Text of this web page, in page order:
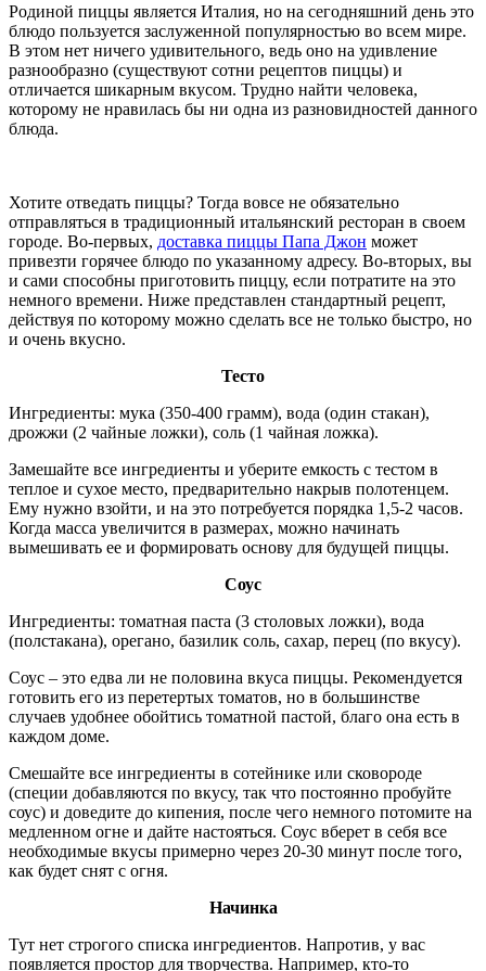
Родиной пиццы является Италия, но на сегодняшний день это
блюдо пользуется заслуженной популярностью во всем мире.
В этом нет ничего удивительного, ведь оно на удивление
разнообразно (существуют сотни рецептов пиццы) и
отличается шикарным вкусом. Трудно найти человека,
которому не нравилась бы ни одна из разновидностей данного
блюда.
Хотите отведать пиццы? Тогда вовсе не обязательно
отправляться в традиционный итальянский ресторан в своем
городе. Во-первых, доставка пиццы Папа Джон может
привезти горячее блюдо по указанному адресу. Во-вторых, вы
и сами способны приготовить пиццу, если потратите на это
немного времени. Ниже представлен стандартный рецепт,
действуя по которому можно сделать все не только быстро, но
и очень вкусно.
Тесто
Ингредиенты: мука (350-400 грамм), вода (один стакан),
дрожжи (2 чайные ложки), соль (1 чайная ложка).
Замешайте все ингредиенты и уберите емкость с тестом в
теплое и сухое место, предварительно накрыв полотенцем.
Ему нужно взойти, и на это потребуется порядка 1,5-2 часов.
Когда масса увеличится в размерах, можно начинать
вымешивать ее и формировать основу для будущей пиццы.
Соус
Ингредиенты: томатная паста (3 столовых ложки), вода
(полстакана), орегано, базилик соль, сахар, перец (по вкусу).
Соус – это едва ли не половина вкуса пиццы. Рекомендуется
готовить его из перетертых томатов, но в большинстве
случаев удобнее обойтись томатной пастой, благо она есть в
каждом доме.
Смешайте все ингредиенты в сотейнике или сковороде
(специи добавляются по вкусу, так что постоянно пробуйте
соус) и доведите до кипения, после чего немного потомите на
медленном огне и дайте настояться. Соус вберет в себя все
необходимые вкусы примерно через 20-30 минут после того,
как будет снят с огня.
Начинка
Тут нет строгого списка ингредиентов. Напротив, у вас
появляется простор для творчества. Например, кто-то